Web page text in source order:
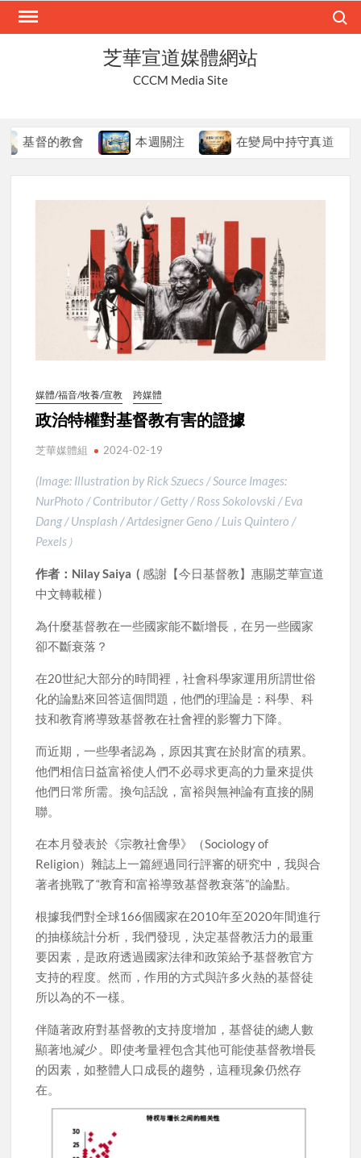
Skip
芝華宣道媒體網站
CCCM Media Site
本週關注 在變局中持守真道 本週關
媒體/福音/牧養/宣教 跨媒體
政治特權對基督教有害的證據
芝華媒體組 2024-02-19
(Image: Illustration by Rick Szuecs / Source Images:
NurPhoto / Contributor / Getty / Ross Sokolovski / Eva
Dang / Unsplash / Artdesigner Geno / Luis Quintero /
Pexels）
作者：Nilay Saiya ( 感謝【今日基督教】惠賜芝華宣道
中文轉載權 )
為什麼基督教在一些國家能不斷增長，在另一些國家
卻不斷衰落？
在20世紀大部分的時間裡，社會科學家運用所謂世俗
化的論點來回答這個問題，他們的理論是：科學、科
技和教育將導致基督教在社會裡的影響力下降。
而近期，一些學者認為，原因其實在於財富的積累。
他們相信日益富裕使人們不必尋求更高的力量來提供
他們日常所需。換句話說，富裕與無神論有直接的關
聯。
在本月發表於《宗教社會學》（Sociology of
Religion）雜誌上一篇經過同行評審的研究中，我與合
著者挑戰了“教育和富裕導致基督教衰落”的論點。
根據我們對全球166個國家在2010年至2020年間進行
的抽樣統計分析，我們發現，決定基督教活力的最重
要因素，是政府透過國家法律和政策給予基督教官方
支持的程度。然而，作用的方式與許多火熱的基督徒
所以為的不一樣。
伴隨著政府對基督教的支持度增加，基督徒的總人數
顯著地減少。即使考量裡包含其他可能使基督教增長
的因素，如整體人口成長的趨勢，這種現象仍然存
在。